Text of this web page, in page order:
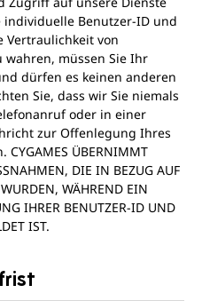
Benutzer-ID und
Vertraulichkeit von
wahren, müssen Sie Ihr
dürfen es keinen anderen
Sie, dass wir Sie niemals
oder in einer
zur Offenlegung Ihres
ÜBERNIMMT
DIE IN BEZUG AUF
WÄHREND EIN
IHRER BENUTZER-ID UND
IST.